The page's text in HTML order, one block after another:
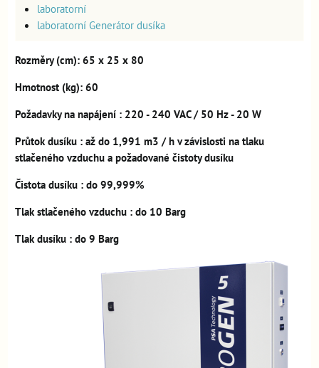
laboratorní
laboratorní Generátor dusíka
Rozměry(cm): 65 x 25 x 80
Hmotnost (kg): 60
Požadavky na napájení : 220 - 240 VAC / 50 Hz - 20 W
Průtok dusíku : až do 1,991 m3 / h v závislosti na tlaku
stlačeného vzduchu a požadované čistoty dusíku
Čistota dusíku : do 99,999%
Tlak stlačeného vzduchu : do 10 Barg
Tlak dusíku : do 9 Barg